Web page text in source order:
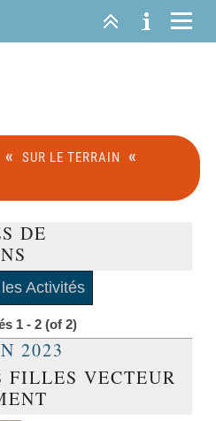
« SUR LE TERRAIN «
DE
Activités
1 - 2 (of 2)
2023
FILLES VECTEUR